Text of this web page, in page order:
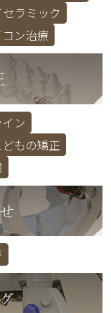
ラミック
コン治療
ン
どもの矯正